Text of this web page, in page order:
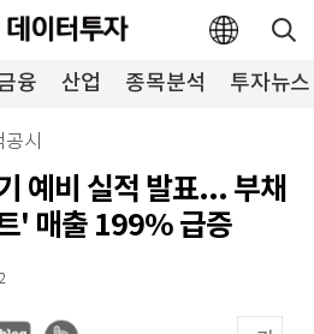
융 산업 종목분석 투자뉴스
공시
예비 실적 발표... 부채
' 매출 199% 급증